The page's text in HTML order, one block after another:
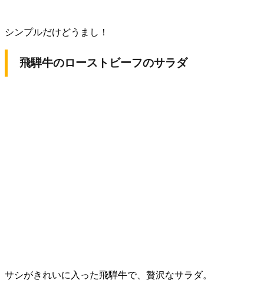
シンプルだけどうまし！
飛騨牛のローストビーフのサラダ
サシがきれいに入った飛騨牛で、贅沢なサラダ。